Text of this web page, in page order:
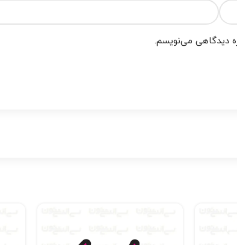
دیدگاهی می‌نویسم.